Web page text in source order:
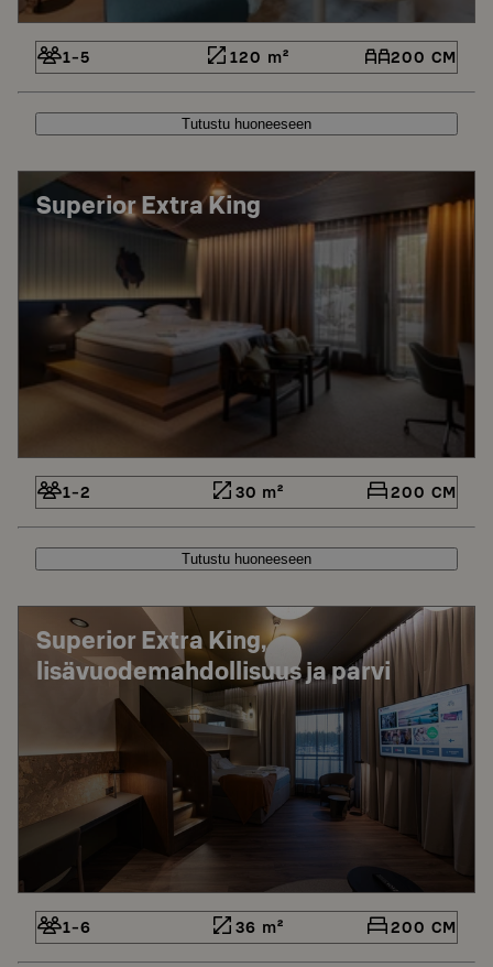
1-5 120 m² 200 CM
Tutustu huoneeseen
Superior Extra King
1-2 30 m² 200 CM
Tutustu huoneeseen
Superior Extra King,
lisävuodemahdollisuus ja parvi
1-6 36 m² 200 CM